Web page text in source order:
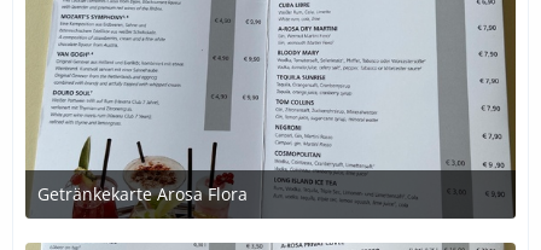
Getränkekarte Arosa Flora
1. Juli 2020 um 21:39